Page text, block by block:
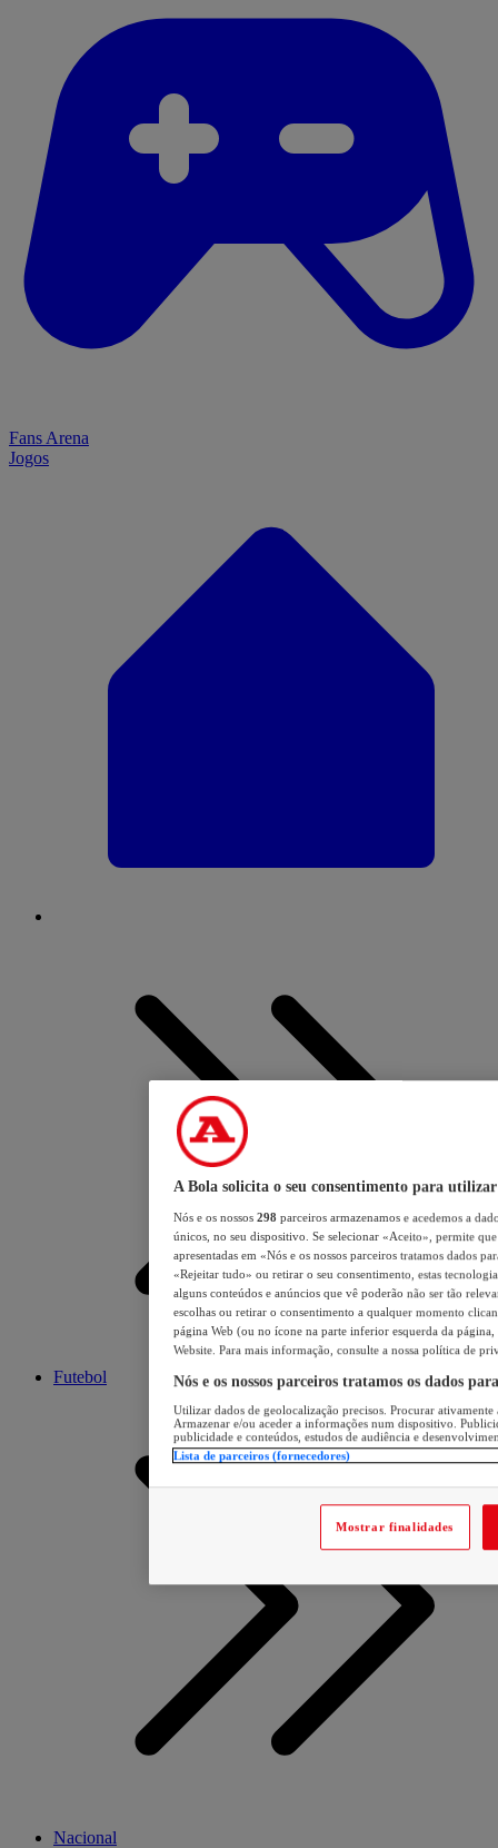
Fans Arena
Jogos
Futebol
Nacional
A Bola solicita o seu consentimento para utilizar
Nós e os nossos 298 parceiros armazenamos e acedemos a
únicos, no seu dispositivo. Se selecionar «Aceito», permite
apresentadas em «Nós e os nossos parceiros tratamos dados
«Rejeitar tudo» ou retirar o seu consentimento, estas
alguns conteúdos e anúncios que vê poderão não ser tão
escolhas ou retirar o consentimento a qualquer momento
página Web (ou no ícone na parte inferior esquerda da página,
Website. Para mais informação, consulte a nossa política de
Nós e os nossos parceiros tratamos os dados
Utilizar dados de geolocalização precisos. Procurar
Armazenar e/ou aceder a informações num dispositivo.
publicidade e conteúdos, estudos de audiência e
Lista de parceiros (fornecedores)
Mostrar finalidades